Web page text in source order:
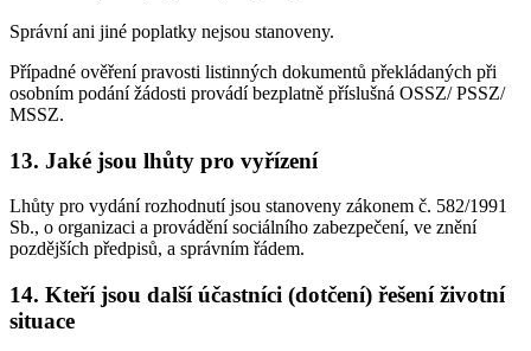
Správní ani jiné poplatky nejsou stanoveny.
Případné ověření pravosti listinných dokumentů překládaných při
osobním podání žádosti provádí bezplatně příslušná OSSZ/ PSSZ/
MSSZ.
13. Jaké jsou lhůty pro vyřízení
Lhůty pro vydání rozhodnutí jsou stanoveny zákonem č. 582/1991
Sb., o organizaci a provádění sociálního zabezpečení, ve znění
pozdějších předpisů, a správním řádem.
14. Kteří jsou další účastníci (dotčení) řešení životní
situace